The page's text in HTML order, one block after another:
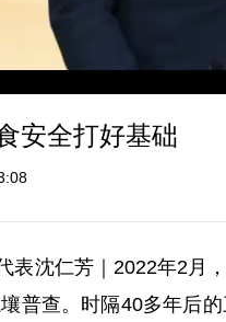
安全打好基础
表沈仁芳｜2022年2
普查。时隔40多年后